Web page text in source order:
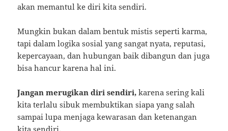
akan memantul ke diri kita sendiri.
Mungkin bukan dalam bentuk mistis seperti karma,
tapi dalam logika sosial yang sangat nyata, reputasi,
kepercayaan, dan hubungan baik dibangun dan juga
bisa hancur karena hal ini.
Jangan merugikan diri sendiri, karena sering kali
kita terlalu sibuk membuktikan siapa yang salah
sampai lupa menjaga kewarasan dan ketenangan